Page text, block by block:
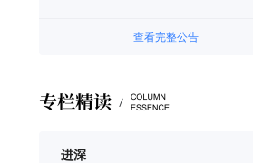
查看完整公告
进深